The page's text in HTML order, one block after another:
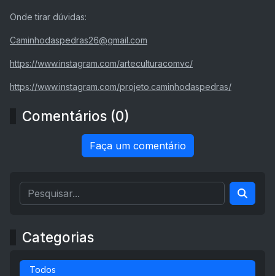
Onde tirar dúvidas:
Caminhodaspedras26@gmail.com
https://www.instagram.com/arteculturacomvc/
https://www.instagram.com/projeto.caminhodaspedras/
Comentários (0)
Faça um comentário
Categorias
Todos